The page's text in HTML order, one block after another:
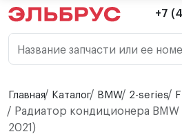
+7
Название запчасти или ее
Главная Каталог BMW 2-series
Радиатор кондиционера
2021)